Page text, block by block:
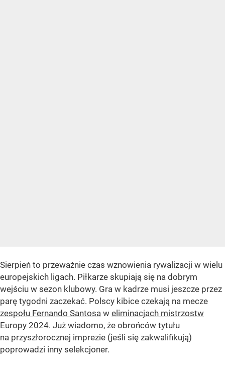
Sierpień to przeważnie czas wznowienia rywalizacji w wielu
europejskich ligach. Piłkarze skupiają się na dobrym
wejściu w sezon klubowy. Gra w kadrze musi jeszcze przez
parę tygodni zaczekać. Polscy kibice czekają na mecze
zespołu Fernando Santosa w eliminacjach mistrzostw
Europy 2024. Już wiadomo, że obrońców tytułu
na przyszłorocznej imprezie (jeśli się zakwalifikują)
poprowadzi inny selekcjoner.